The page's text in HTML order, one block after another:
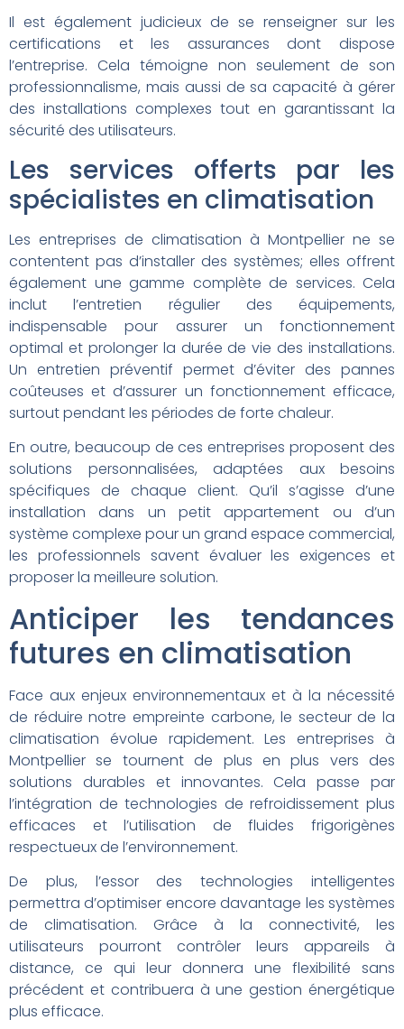
Il est également judicieux de se renseigner sur les
certifications et les assurances dont dispose
l’entreprise. Cela témoigne non seulement de son
professionnalisme, mais aussi de sa capacité à gérer
des installations complexes tout en garantissant la
sécurité des utilisateurs.
Les services offerts par les
spécialistes en climatisation
Les entreprises de climatisation à Montpellier ne se
contentent pas d’installer des systèmes; elles offrent
également une gamme complète de services. Cela
inclut l’entretien régulier des équipements,
indispensable pour assurer un fonctionnement
optimal et prolonger la durée de vie des installations.
Un entretien préventif permet d’éviter des pannes
coûteuses et d’assurer un fonctionnement efficace,
surtout pendant les périodes de forte chaleur.
En outre, beaucoup de ces entreprises proposent des
solutions personnalisées, adaptées aux besoins
spécifiques de chaque client. Qu’il s’agisse d’une
installation dans un petit appartement ou d’un
système complexe pour un grand espace commercial,
les professionnels savent évaluer les exigences et
proposer la meilleure solution.
Anticiper les tendances
futures en climatisation
Face aux enjeux environnementaux et à la nécessité
de réduire notre empreinte carbone, le secteur de la
climatisation évolue rapidement. Les entreprises à
Montpellier se tournent de plus en plus vers des
solutions durables et innovantes. Cela passe par
l’intégration de technologies de refroidissement plus
efficaces et l’utilisation de fluides frigorigènes
respectueux de l’environnement.
De plus, l’essor des technologies intelligentes
permettra d’optimiser encore davantage les systèmes
de climatisation. Grâce à la connectivité, les
utilisateurs pourront contrôler leurs appareils à
distance, ce qui leur donnera une flexibilité sans
précédent et contribuera à une gestion énergétique
plus efficace.